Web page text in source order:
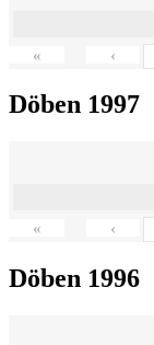
« ‹
Döben 1997
« ‹
Döben 1996